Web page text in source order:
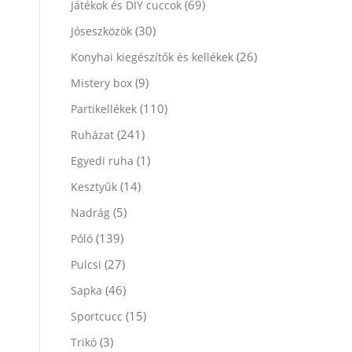
Játékok és DIY cuccok (69)
Jóseszközök (30)
Konyhai kiegészítők és kellékek (26)
Mistery box (9)
Partikellékek (110)
Ruházat (241)
Egyedi ruha (1)
Kesztyűk (14)
Nadrág (5)
Póló (139)
Pulcsi (27)
Sapka (46)
Sportcucc (15)
Trikó (3)